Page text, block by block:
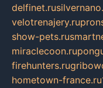
delfinet.ru
velotrenajery.ru
show-pets.ru
miraclecoon.ru
firehunters.ru
hometown-france.ru